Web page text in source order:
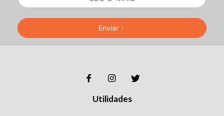
Enviar
Utilidades